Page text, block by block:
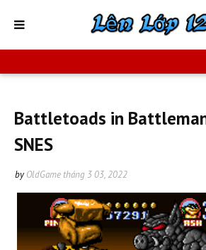
Battletoads in
SNES
by OldGame tháng 3 03, 2022